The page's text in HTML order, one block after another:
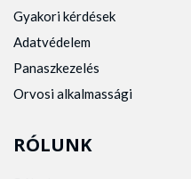
Gyakori kérdések
Adatvédelem
Panaszkezelés
Orvosi alkalmassági
RÓLUNK